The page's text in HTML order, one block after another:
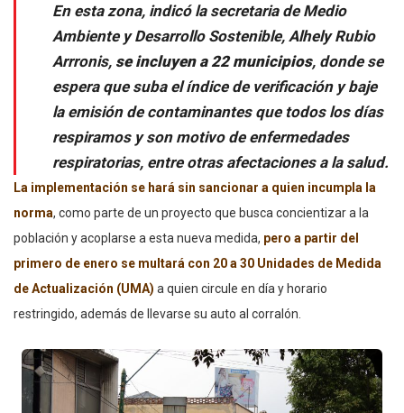
En esta zona, indicó la secretaria de Medio
Ambiente y Desarrollo Sostenible, Alhely Rubio
Arrronis, se incluyen a 22 municipios, donde se
espera que suba el índice de verificación y baje
la emisión de contaminantes que todos los días
respiramos y son motivo de enfermedades
respiratorias, entre otras afectaciones a la salud.
La implementación se hará sin sancionar a quien incumpla la
norma, como parte de un proyecto que busca concientizar a la
población y acoplarse a esta nueva medida, pero a partir del
primero de enero se multará con 20 a 30 Unidades de Medida
de Actualización (UMA) a quien circule en día y horario
restringido, además de llevarse su auto al corralón.